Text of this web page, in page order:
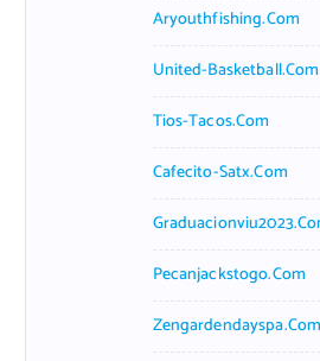
Aryouthfishing.com
United-Basketball.com
Tios-Tacos.com
Cafecito-Satx.com
Pecanjackstogo.com
Zengardendayspa.com